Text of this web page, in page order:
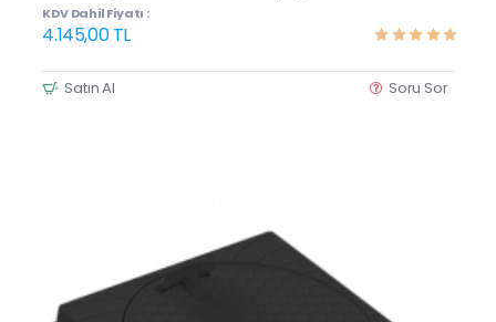
KDV Dahil Fiyatı :
4.145,00 TL
Satın Al Soru Sor